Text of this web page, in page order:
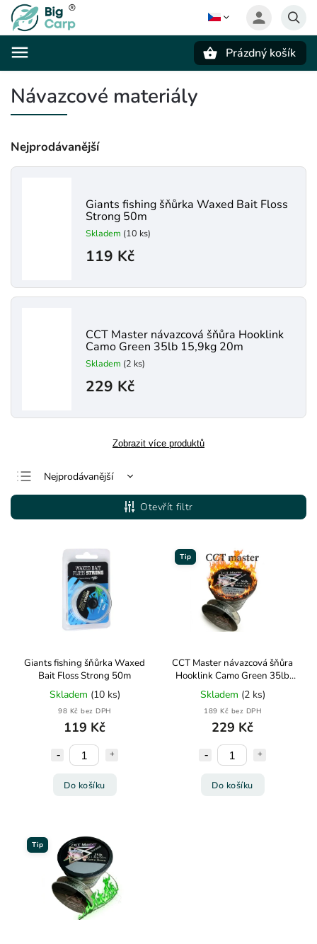
Prázdný košík
Návazcové materiály
Nejprodávanější
Giants fishing šňůrka Waxed Bait Floss
Strong 50m
Skladem (10 ks)
119 Kč
CCT Master návazcová šňůra Hooklink
Camo Green 35lb 15,9kg 20m
Skladem (2 ks)
229 Kč
Zobrazit více produktů
Nejprodávanější
Nejlevnější
Nejdražší
Otevřít filtr
Giants fishing šňůrka Waxed
Bait Floss Strong 50m
Skladem (10 ks)
98 Kč bez DPH
119 Kč
Do košíku
Tip
CCT Master návazcová šňůra
Hooklink Camo Green 35lb
15,9kg 20m
Skladem (2 ks)
189 Kč bez DPH
229 Kč
Do košíku
Tip